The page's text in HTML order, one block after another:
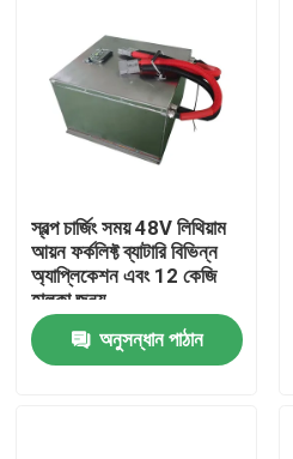
বাড়ি
স্বল্প চার্জিং সময় 48V লিথিয়াম
আয়ন ফর্কলিফ্ট ব্যাটারি বিভিন্ন
অ্যাপ্লিকেশন এবং 12 কেজি
হালকা জন্য
অনুসন্ধান পাঠান